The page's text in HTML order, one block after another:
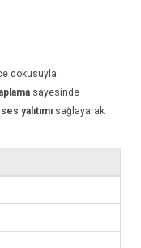
dokusuyla
sayesinde
yalıtımı sağlayarak